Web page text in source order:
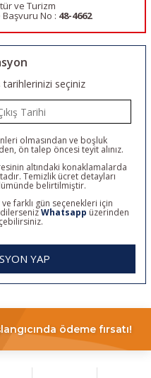
ve Turizm
Başvuru No : 48-4662
tarihlerinizi seçiniz
olmasından ve boşluk
ön talep öncesi teyit alınız.
altındaki konaklamalarda
Temizlik ücret detayları
belirtilmiştir.
farklı gün seçenekleri için
dilersenizWhatsapp üzerinden
YAP
ödeme fırsatı!